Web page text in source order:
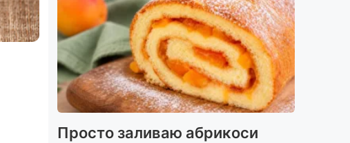
Просто заливаю абрикоси